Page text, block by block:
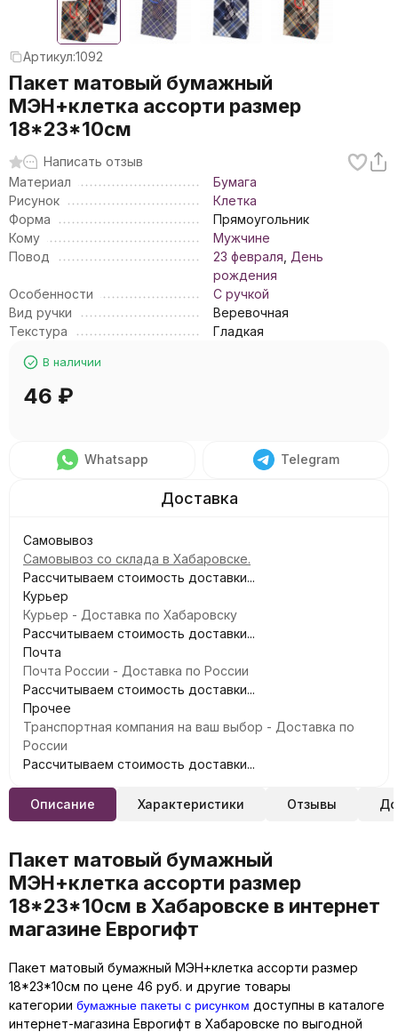
Артикул:1092
Пакет матовый бумажный
МЭН+клетка ассорти размер
18*23*10см
Написать отзыв
Материал
Бумага
Рисунок
Клетка
Форма
Прямоугольник
Кому
Мужчине
Повод
23 февраля День
рождения
Особенности
С ручкой
Вид ручки
Веревочная
Текстура
Гладкая
В наличии
46 ₽
Whatsapp Telegram
Самовывоз
Самовывоз со склада в Хабаровске.
Рассчитываем стоимость доставки...
Курьер
Курьер - Доставка по Хабаровску
Рассчитываем стоимость доставки...
Почта
Почта России - Доставка по России
Рассчитываем стоимость доставки...
Прочее
Транспортная компания на ваш выбор - Доставка по
России
Рассчитываем стоимость доставки...
Описание Характеристики Отзывы
Пакет матовый бумажный
МЭН+клетка ассорти размер
18*23*10см в Хабаровске в интернет
магазине Еврогифт
Пакет матовый бумажный МЭН+клетка ассорти размер
18*23*10см по цене 46 руб. и другие товары
категории бумажные пакеты с рисунком доступны в каталоге
интернет-магазина Еврогифт в Хабаровске по выгодной